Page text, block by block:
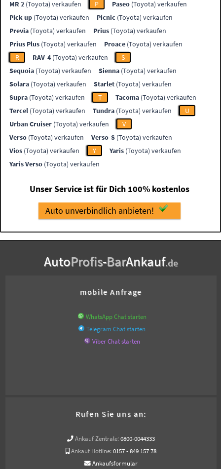
MR 2 (Toyota) verkaufen P Paseo (Toyota) verkaufen
Pick up (Toyota) verkaufen Picnic (Toyota) verkaufen
Previa (Toyota) verkaufen Prius (Toyota) verkaufen
Prius Plus (Toyota) verkaufen Proace (Toyota) verkaufen
R
RAV-4 (Toyota) verkaufen
S
Sequoia (Toyota) verkaufen Sienna (Toyota) verkaufen
Solara (Toyota) verkaufen Starlet (Toyota) verkaufen
Supra (Toyota) verkaufen T Tacoma (Toyota) verkaufen
Tercel (Toyota) verkaufen Tundra (Toyota) verkaufen
U
Urban Cruiser (Toyota) verkaufen
V
Verso (Toyota) verkaufen Verso-S (Toyota) verkaufen
Vios (Toyota) verkaufen Y Yaris (Toyota) verkaufen
Yaris Verso (Toyota) verkaufen
Unser Service ist für Dich 100% kostenlos
Auto unverbindlich anbieten!
AutoProfis-BarAnkauf.de
mobile Anfrage
WhatsApp Chat starten
Telegram Chat starten
Viber Chat starten
Rufen Sie uns an:
Ankauf Zentrale: 0800-0044333
Ankauf Hotline: 0157 - 849 157 78
Ankaufsformular